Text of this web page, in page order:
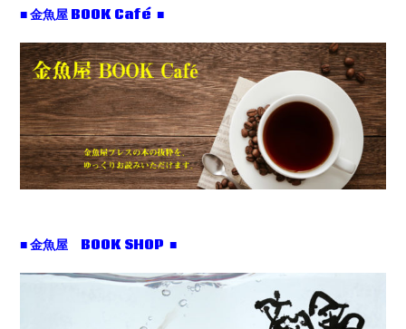
■ 金魚屋 BOOK Café ■
■ 金魚屋 BOOK SHOP ■